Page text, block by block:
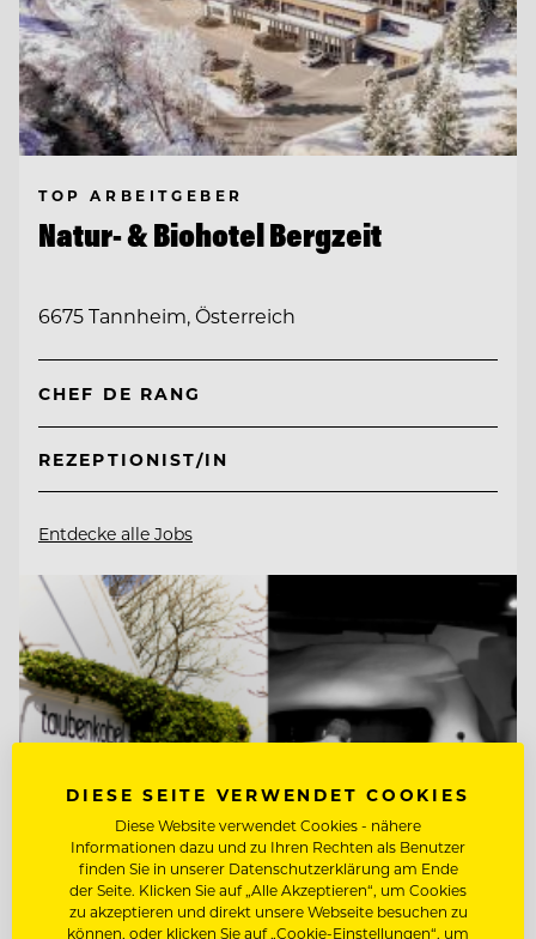
TOP ARBEITGEBER
Natur- & Biohotel Bergzeit
6675 Tannheim, Österreich
CHEF DE RANG
REZEPTIONIST/IN
Entdecke alle Jobs
DIESE SEITE VERWENDET COOKIES
Diese Website verwendet Cookies - nähere
Informationen dazu und zu Ihren Rechten als Benutzer
finden Sie in unserer Datenschutzerklärung am Ende
der Seite. Klicken Sie auf „Alle Akzeptieren“, um Cookies
zu akzeptieren und direkt unsere Webseite besuchen zu
können, oder klicken Sie auf „Cookie-Einstellungen“, um